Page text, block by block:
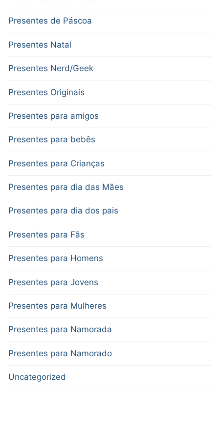
Presentes de Páscoa
Presentes Natal
Presentes Nerd/Geek
Presentes Originais
Presentes para amigos
Presentes para bebês
Presentes para Crianças
Presentes para dia das Mães
Presentes para dia dos pais
Presentes para Fãs
Presentes para Homens
Presentes para Jovens
Presentes para Mulheres
Presentes para Namorada
Presentes para Namorado
Uncategorized